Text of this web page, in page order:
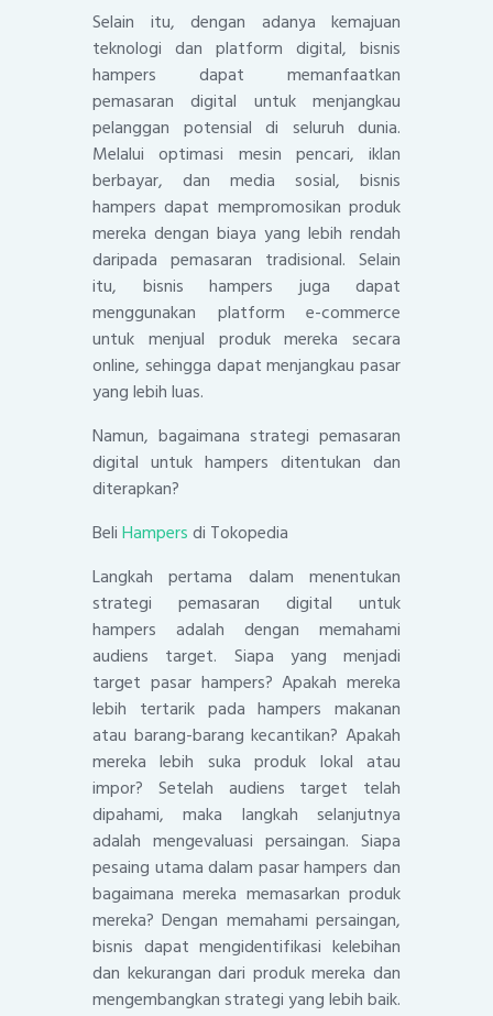
Selain itu, dengan adanya kemajuan
teknologi dan platform digital, bisnis
hampers dapat memanfaatkan
pemasaran digital untuk menjangkau
pelanggan potensial di seluruh dunia.
Melalui optimasi mesin pencari, iklan
berbayar, dan media sosial, bisnis
hampers dapat mempromosikan produk
mereka dengan biaya yang lebih rendah
daripada pemasaran tradisional. Selain
itu, bisnis hampers juga dapat
menggunakan platform e-commerce
untuk menjual produk mereka secara
online, sehingga dapat menjangkau pasar
yang lebih luas.
Namun, bagaimana strategi pemasaran
digital untuk hampers ditentukan dan
diterapkan?
BeliHampersdi Tokopedia
Langkah pertama dalam menentukan
strategi pemasaran digital untuk
hampers adalah dengan memahami
audiens target. Siapa yang menjadi
target pasar hampers? Apakah mereka
lebih tertarik pada hampers makanan
atau barang-barang kecantikan? Apakah
mereka lebih suka produk lokal atau
impor? Setelah audiens target telah
dipahami, maka langkah selanjutnya
adalah mengevaluasi persaingan. Siapa
pesaing utama dalam pasar hampers dan
bagaimana mereka memasarkan produk
mereka? Dengan memahami persaingan,
bisnis dapat mengidentifikasi kelebihan
dan kekurangan dari produk mereka dan
mengembangkan strategi yang lebih baik.